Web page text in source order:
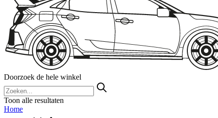
Doorzoek de hele winkel
Toon alle resultaten
Home